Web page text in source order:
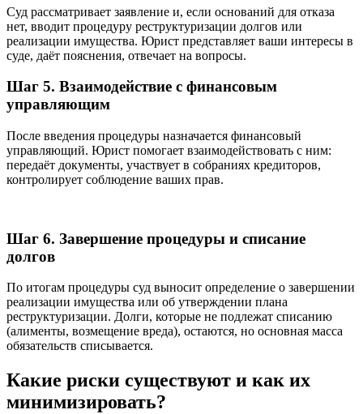
Суд рассматривает заявление и, если оснований для отказа
нет, вводит процедуру реструктуризации долгов или
реализации имущества. Юрист представляет ваши интересы в
суде, даёт пояснения, отвечает на вопросы.
Шаг 5. Взаимодействие с финансовым
управляющим
После введения процедуры назначается финансовый
управляющий. Юрист помогает взаимодействовать с ним:
передаёт документы, участвует в собраниях кредиторов,
контролирует соблюдение ваших прав.
Шаг 6. Завершение процедуры и списание
долгов
По итогам процедуры суд выносит определение о завершении
реализации имущества или об утверждении плана
реструктуризации. Долги, которые не подлежат списанию
(алименты, возмещение вреда), остаются, но основная масса
обязательств списывается.
Какие риски существуют и как их
минимизировать?